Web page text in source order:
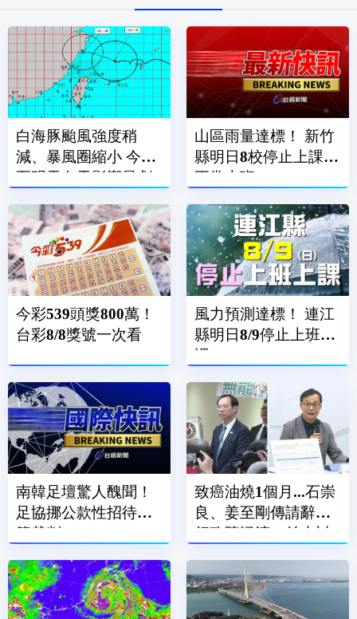
白海豚颱風強度稍
減、暴風圈縮小 今晚
至明天白天影響最劇
山區雨量達標！ 新竹
縣明日8校停止上課、
正常上班
今彩539頭獎800萬！
台彩8/8獎號一次看
風力預測達標！ 連江
縣明日8/9停止上班上
課
南韓足壇驚人醜聞！
足協挪公款性招待外
籍裁判
致癌油燒1個月...石崇
良、姜至剛傳請辭？
行政院澄清：並未討